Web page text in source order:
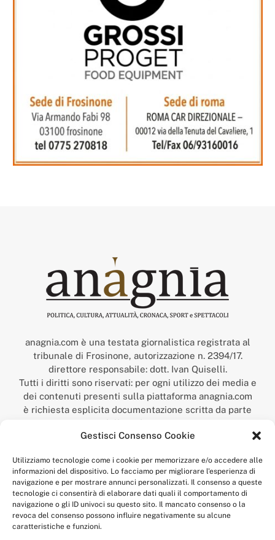
Gestisci Consenso Cookie
Utilizziamo tecnologie come i cookie per memorizzare e/o accedere alle
informazioni del dispositivo. Lo facciamo per migliorare l'esperienza di
navigazione e per mostrare annunci personalizzati. Il consenso a queste
tecnologie ci consentirà di elaborare dati quali il comportamento di
navigazione o gli ID univoci su questo sito. Il mancato consenso o la
revoca del consenso possono influire negativamente su alcune
caratteristiche e funzioni.
anagnia.com è una testata giornalistica registrata al
tribunale di Frosinone, autorizzazione n. 2394/17.
direttore responsabile: dott. Ivan Quiselli.
Tutti i diritti sono riservati: per ogni utilizzo dei media e
dei contenuti presenti sulla piattaforma anagnia.com
è richiesta esplicita documentazione scritta da parte
della redazione.
“Anagnia” è un marchio registrato presso l’Ufficio Italiano
Economico,
num. registrazione: 302017000014044 del 9 febbraio 2017.
Per contatti:redazione@anagnia.com